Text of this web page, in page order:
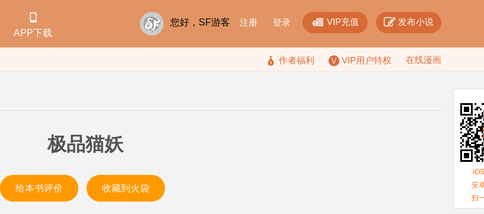

APP下载
您好，SF游客 注册 登录  VIP充值  发布小说
 作者福利 VIP用户特权 在线漫画
极品猫妖
给本书评价 收藏到火袋
安
扫